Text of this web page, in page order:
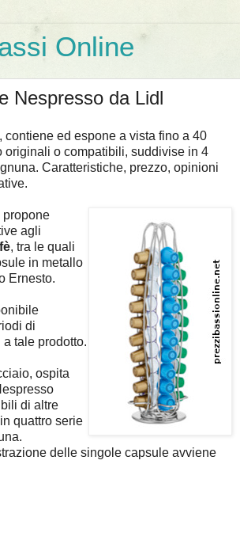
Online
Nespresso da Lidl
contiene ed espone a vista fino a 40
originali o compatibili, suddivise in 4
Caratteristiche, prezzo, opinioni
propone
agli
, tra le quali
in metallo
Ernesto.
di
tale prodotto.
ospita
di altre
quattro serie
delle singole capsule avviene